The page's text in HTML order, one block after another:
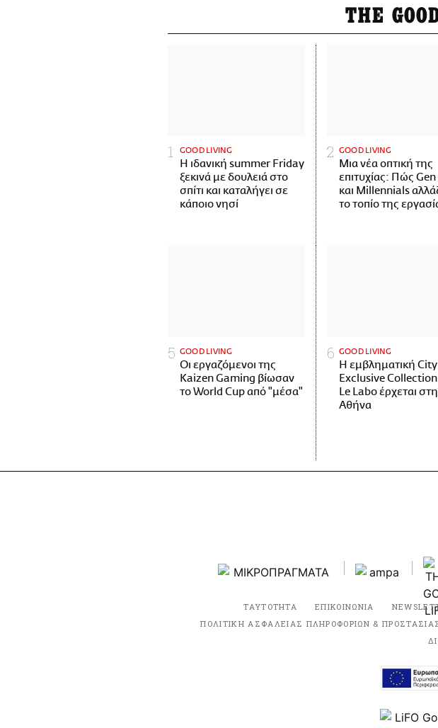
THE
GOOD LIVING
Η ιδανική summer Friday
ξεκινά με δουλειά στο
σπίτι και καταλήγει σε
κάποιο νησί
GOOD LIVING
Μια νέα οπτική της
επιτυχίας: Πώς Gen
και Millennials
το τοπίο της
GOOD LIVING
Οι εργαζόμενοι της
Kaizen Gaming βίωσαν
το World Cup από "μέσα"
GOOD LIVING
Η εμβληματική City
Exclusive Collection
Le Labo έρχεται
Αθήνα
ΤΑΥΤΟΤΗΤΑ ΕΠΙΚΟΙΝΩΝΙΑ
ΠΟΛΙΤΙΚΗ ΑΣΦΑΛΕΙΑΣ ΠΛΗΡΟΦΟΡΙΩΝ &